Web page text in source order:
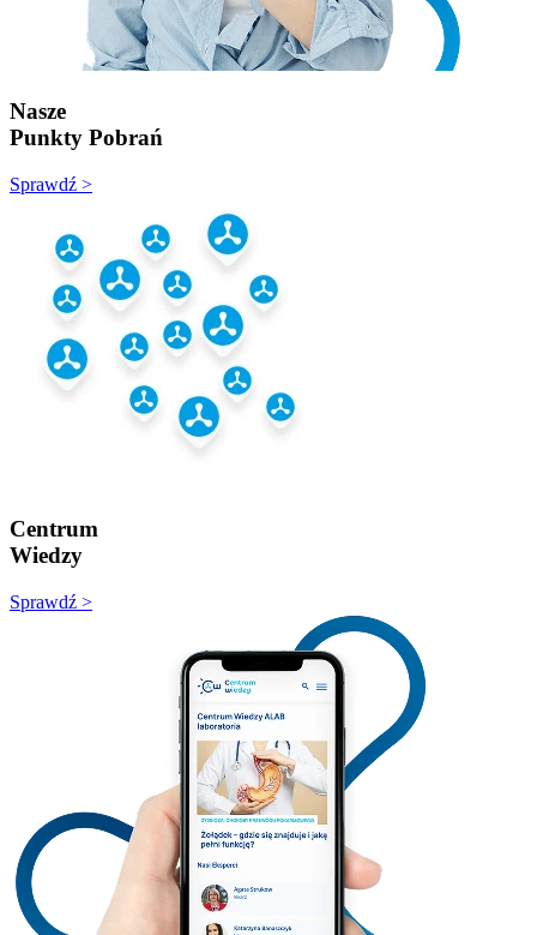
Nasze
Punkty Pobrań
Sprawdź >
Centrum
Wiedzy
Sprawdź >